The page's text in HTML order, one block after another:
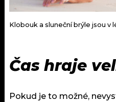
Klobouk a sluneční brýle jsou v
Čas hraje
Pokud je to možné,